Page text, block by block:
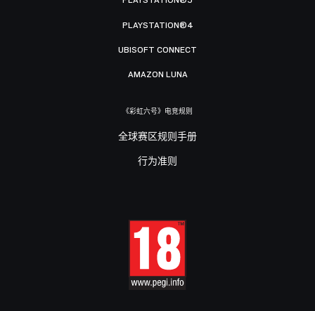
PLAYSTATION®4
UBISOFT CONNECT
AMAZON LUNA
《彩虹六号》电竞规则
全球赛区规则手册
行为准则